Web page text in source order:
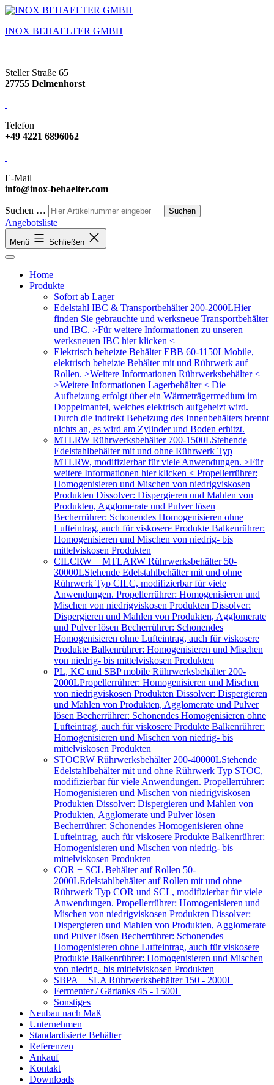
INOX BEHAELTER GMBH
Steller Straße 65
27755 Delmenhorst
Telefon
+49 4221 6896062
E-Mail
info@inox-behaelter.com
Suchen …
Angebotsliste
Menü Schließen
Home
Produkte
Sofort ab Lager
Edelstahl IBC & Transportbehälter 200-2000LHier
finden Sie gebrauchte und werksneue Transportbehälter
und IBC. >Für weitere Informationen zu unseren
werksneuen IBC hier klicken <
Elektrisch beheizte Behälter EBB 60-1150LMobile,
elektrisch beheizte Behälter mit und Rührwerk auf
Rollen. >Weitere Informationen Rührwerksbehälter <
>Weitere Informationen Lagerbehälter < Die
Aufheizung erfolgt über ein Wärmeträgermedium im
Doppelmantel, welches elektrisch aufgeheizt wird.
Durch die indirekt Beheizung des Innenbehälters brennt
nichts an, es wird am Zylinder und Boden erhitzt.
MTLRW Rührwerksbehälter 700-1500LStehende
Edelstahlbehälter mit und ohne Rührwerk Typ
MTLRW, modifizierbar für viele Anwendungen. >Für
weitere Informationen hier klicken < Propellerrührer:
Homogenisieren und Mischen von niedrigviskosen
Produkten Dissolver: Dispergieren und Mahlen von
Produkten, Agglomerate und Pulver lösen
Becherrührer: Schonendes Homogenisieren ohne
Lufteintrag, auch für viskosere Produkte Balkenrührer:
Homogenisieren und Mischen von niedrig- bis
mittelviskosen Produkten
CILCRW + MTLARW Rührwerksbehälter 50-
30000LStehende Edelstahlbehälter mit und ohne
Rührwerk Typ CILC, modifizierbar für viele
Anwendungen. Propellerrührer: Homogenisieren und
Mischen von niedrigviskosen Produkten Dissolver:
Dispergieren und Mahlen von Produkten, Agglomerate
und Pulver lösen Becherrührer: Schonendes
Homogenisieren ohne Lufteintrag, auch für viskosere
Produkte Balkenrührer: Homogenisieren und Mischen
von niedrig- bis mittelviskosen Produkten
PL, KC und SBP mobile Rührwerksbehälter 200-
2000LPropellerrührer: Homogenisieren und Mischen
von niedrigviskosen Produkten Dissolver: Dispergieren
und Mahlen von Produkten, Agglomerate und Pulver
lösen Becherrührer: Schonendes Homogenisieren ohne
Lufteintrag, auch für viskosere Produkte Balkenrührer:
Homogenisieren und Mischen von niedrig- bis
mittelviskosen Produkten
STOCRW Rührwerksbehälter 200-40000LStehende
Edelstahlbehälter mit und ohne Rührwerk Typ STOC,
modifizierbar für viele Anwendungen. Propellerrührer:
Homogenisieren und Mischen von niedrigviskosen
Produkten Dissolver: Dispergieren und Mahlen von
Produkten, Agglomerate und Pulver lösen
Becherrührer: Schonendes Homogenisieren ohne
Lufteintrag, auch für viskosere Produkte Balkenrührer:
Homogenisieren und Mischen von niedrig- bis
mittelviskosen Produkten
COR + SCL Behälter auf Rollen 50-
2000LEdelstahlbehälter auf Rollen mit und ohne
Rührwerk Typ COR und SCL, modifizierbar für viele
Anwendungen. Propellerrührer: Homogenisieren und
Mischen von niedrigviskosen Produkten Dissolver:
Dispergieren und Mahlen von Produkten, Agglomerate
und Pulver lösen Becherrührer: Schonendes
Homogenisieren ohne Lufteintrag, auch für viskosere
Produkte Balkenrührer: Homogenisieren und Mischen
von niedrig- bis mittelviskosen Produkten
SBPA + SLA Rührwerksbehälter 150 - 2000L
Fermenter / Gärtanks 45 - 1500L
Sonstiges
Neubau nach Maß
Unternehmen
Standardisierte Behälter
Referenzen
Ankauf
Kontakt
Downloads